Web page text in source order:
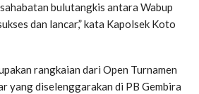
bulutangkis antara Wabup
dan lancar,” kata Kapolsek Koto
rangkaian dari Open Turnamen
yang diselenggarakan di PB Gembira